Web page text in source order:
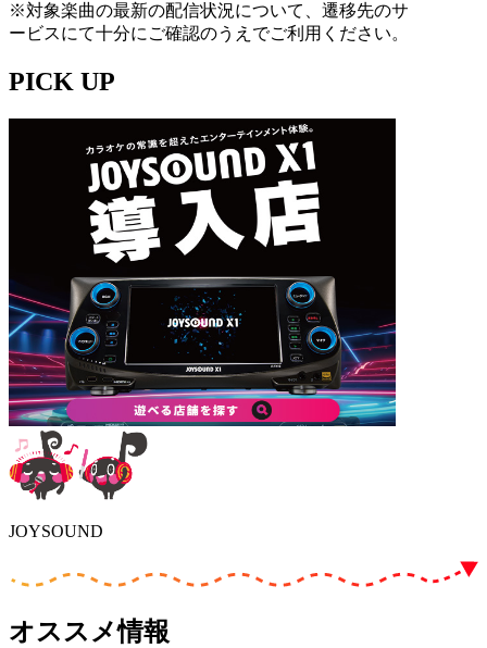
※対象楽曲の最新の配信状況について、遷移先のサ
ービスにて十分にご確認のうえでご利用ください。
PICK UP
JOYSOUND
オススメ情報